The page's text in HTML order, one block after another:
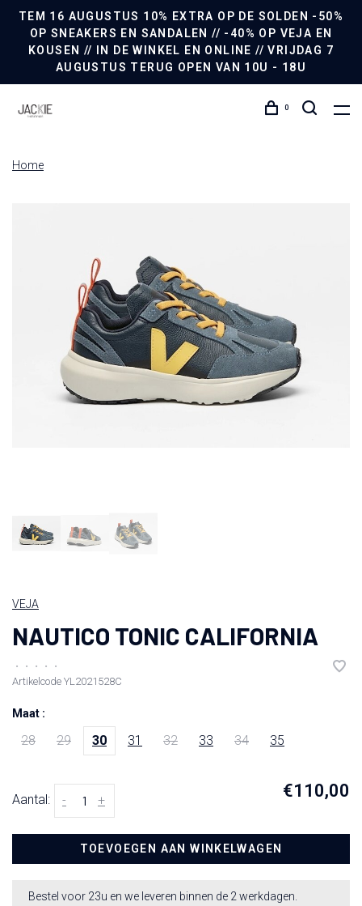
TEM 16 AUGUSTUS 10% EXTRA OP DE SOLDEN -50%
OP SNEAKERS EN SANDALEN // -40% OP VEJA EN
KOUSEN // IN DE WINKEL EN ONLINE // VRIJDAG 7
AUGUSTUS TERUG OPEN VAN 10U - 18U
0
Home
VEJA
NAUTICO TONIC CALIFORNIA
• • • •
•
Artikelcode YL2021528C
Maat :
28 29 30 31 32 33 34 35
Aantal: +
- €110,00
TOEVOEGEN AAN WINKELWAGEN
Bestel voor 23u en we leveren binnen de 2 werkdagen.